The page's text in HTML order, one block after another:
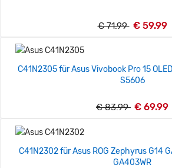
€ 71.99 € 59.99
C41N2305 für Asus Vivobook Pro 15
S5606
€ 83.99 € 69.99
C41N2302 für Asus ROG Zephyrus G14
GA403WR